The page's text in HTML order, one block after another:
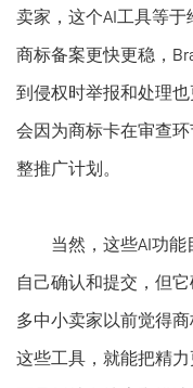
卖家，这个AI工具等于
商标备案更快更稳，
到侵权时举报和处理
会因为商标卡在审查
整推广计划。
当然，这些AI功
自己确认和提交，但
多中小卖家以前觉得
这些工具，就能把精